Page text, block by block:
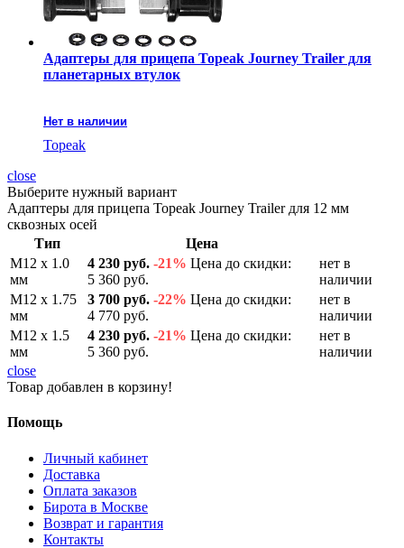
Адаптеры для прицепа Topeak Journey Trailer для
планетарных втулок
Нет в наличии
Topeak
close
Выберите нужный вариант
Адаптеры для прицепа Topeak Journey Trailer для 12 мм
сквозных осей
Тип
Цена
М12 x 1.0
мм
4 230 руб. -21% Цена до скидки:
5 360 руб.
нет в
наличии
М12 x 1.75
мм
3 700 руб. -22% Цена до скидки:
4 770 руб.
нет в
наличии
М12 x 1.5
мм
4 230 руб. -21% Цена до скидки:
5 360 руб.
нет в
наличии
close
Товар добавлен в корзину!
Помощь
Личный кабинет
Доставка
Оплата заказов
Бирота в Москве
Возврат и гарантия
Контакты